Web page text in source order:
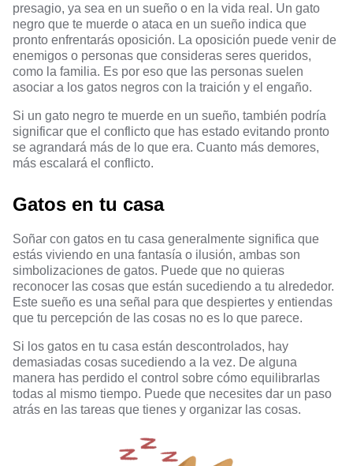
presagio, ya sea en un sueño o en la vida real. Un gato
negro que te muerde o ataca en un sueño indica que
pronto enfrentarás oposición. La oposición puede venir de
enemigos o personas que consideras seres queridos,
como la familia. Es por eso que las personas suelen
asociar a los gatos negros con la traición y el engaño.
Si un gato negro te muerde en un sueño, también podría
significar que el conflicto que has estado evitando pronto
se agrandará más de lo que era. Cuanto más demores,
más escalará el conflicto.
Gatos en tu casa
Soñar con gatos en tu casa generalmente significa que
estás viviendo en una fantasía o ilusión, ambas son
simbolizaciones de gatos. Puede que no quieras
reconocer las cosas que están sucediendo a tu alrededor.
Este sueño es una señal para que despiertes y entiendas
que tu percepción de las cosas no es lo que parece.
Si los gatos en tu casa están descontrolados, hay
demasiadas cosas sucediendo a la vez. De alguna
manera has perdido el control sobre cómo equilibrarlas
todas al mismo tiempo. Puede que necesites dar un paso
atrás en las tareas que tienes y organizar las cosas.